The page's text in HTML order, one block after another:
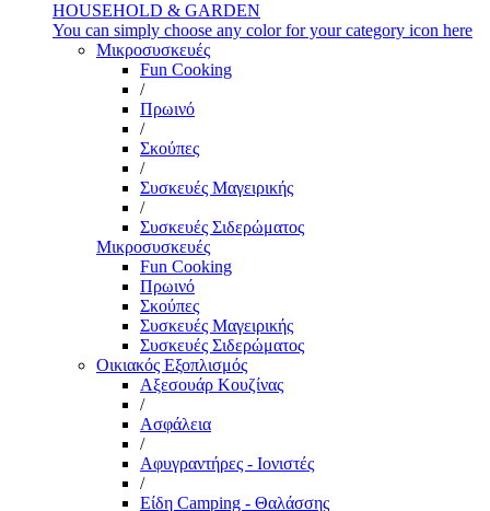
HOUSEHOLD & GARDEN
You can simply choose any color for your category icon here
Μικροσυσκευές
Fun Cooking
/
Πρωινό
/
Σκούπες
/
Συσκευές Μαγειρικής
/
Συσκευές Σιδερώματος
Μικροσυσκευές
Fun Cooking
Πρωινό
Σκούπες
Συσκευές Μαγειρικής
Συσκευές Σιδερώματος
Οικιακός Εξοπλισμός
Αξεσουάρ Κουζίνας
/
Ασφάλεια
/
Αφυγραντήρες - Ιονιστές
/
Είδη Camping - Θαλάσσης